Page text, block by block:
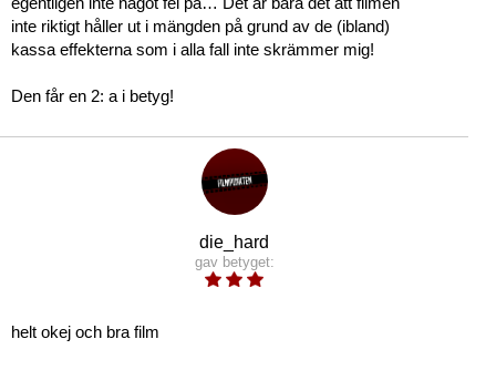
inte riktigt håller ut i mängden på grund av de (ibland)
kassa effekterna som i alla fall inte skrämmer mig!
Den får en 2: a i betyg!
die_hard
gav betyget:
helt okej och bra film